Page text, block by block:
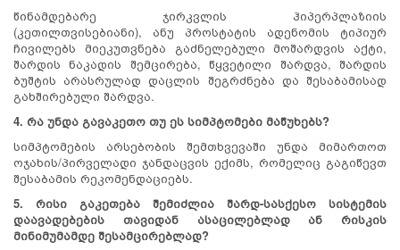
წინამდებარე ჯირკვლის ჰიპერპლაზიის
(კეთილთვისებიანი), ანუ პროსტატის ადენომის ტიპიურ
ჩივილებს მიეკუთვნება გაძნელებული მოშარდვის აქტი,
შარდის ნაკადის შემცირება, წყვეტილი შარდვა, შარდის
ბუშტის არასრულად დაცლის შეგრძნება და შესაბამისად
გახშირებული შარდვა.
4. რა უნდა გავაკეთო თუ ეს სიმპტომები მაწუხებს?
სიმპტომების არსებობის შემთხვევაში უნდა მიმართოთ
ოჯახის/პირველადი ჯანდაცვის ექიმს, რომელიც გაგიწევთ
შესაბამის რეკომენდაციებს.
5. რისი გაკეთება შემიძლია შარდ-სასქესო სისტემის
დაავადებების თავიდან ასაცილებლად ან რისკის
მინიმუმამდე შესამცირებლად?